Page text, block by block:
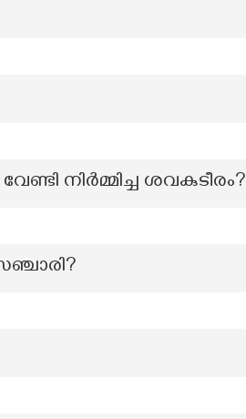
നിർമ്മിച്ച ശവകുടീരം?